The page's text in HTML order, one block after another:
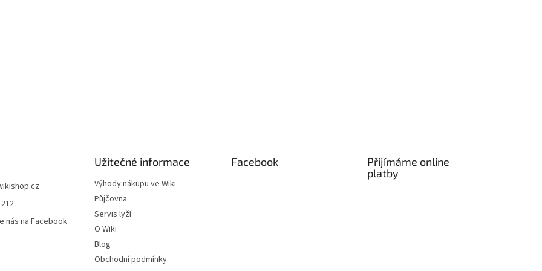
nás na Facebook
Užitečné informace
Výhody nákupu ve Wiki
Půjčovna
Servis lyží
O Wiki
Blog
Obchodní podmínky
Facebook
Přijímáme online
platby